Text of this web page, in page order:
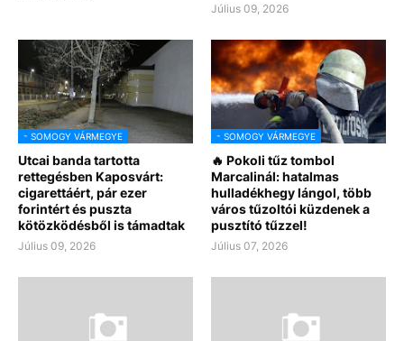
Július 09, 2026
- SOMOGY VÁRMEGYE
Utcai banda tartotta
rettegésben Kaposvárt:
cigarettáért, pár ezer
forintért és puszta
kötözködésből is támadtak
Július 09, 2026
- SOMOGY VÁRMEGYE
🔥 Pokoli tűz tombol
Marcalinál: hatalmas
hulladékhegy lángol, több
város tűzoltói küzdenek a
pusztító tűzzel!
Július 07, 2026